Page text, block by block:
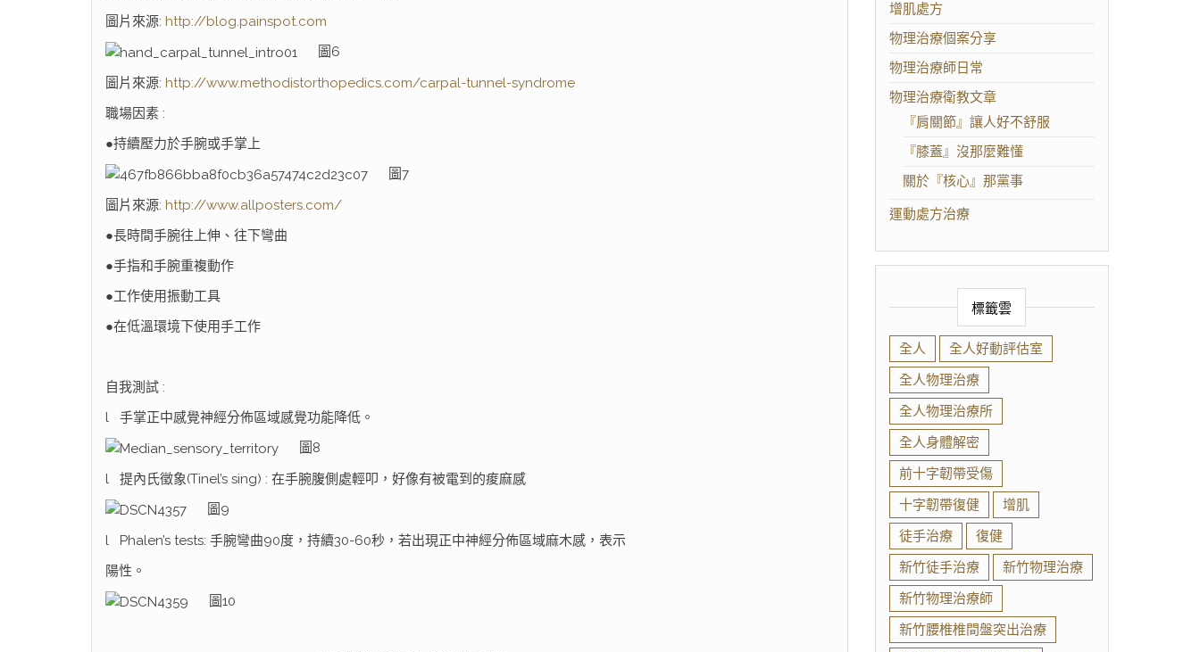
圖片來源: http://blog.painspot.com
圖6
圖片來源: http://www.methodistorthopedics.com/carpal-tunnel-syndrome
職場因素 :
●持續壓力於手腕或手掌上
圖7
圖片來源: http://www.allposters.com/
●長時間手腕往上伸、往下彎曲
●手指和手腕重複動作
●工作使用振動工具
●在低溫環境下使用手工作
自我測試 :
l 手掌正中感覺神經分佈區域感覺功能降低。
圖8
l 提內氏徵象(Tinel’s sing) : 在手腕腹側處輕叩，好像有被電到的痠麻感
圖9
l Phalen’s tests: 手腕彎曲90度，持續30-60秒，若出現正中神經分佈區域麻木感，表示
陽性。
圖10
增肌處方
物理治療個案分享
物理治療師日常
物理治療衛教文章
『肩關節』讓人好不舒服
『膝蓋』沒那麼難懂
關於『核心』那黨事
運動處方治療
標籤雲
全人
全人好動評估室
全人物理治療
全人物理治療所
全人身體解密
前十字韌帶受傷
十字韌帶復健
增肌
徒手治療
復健
新竹徒手治療
新竹物理治療
新竹物理治療師
新竹腰椎椎間盤突出治療